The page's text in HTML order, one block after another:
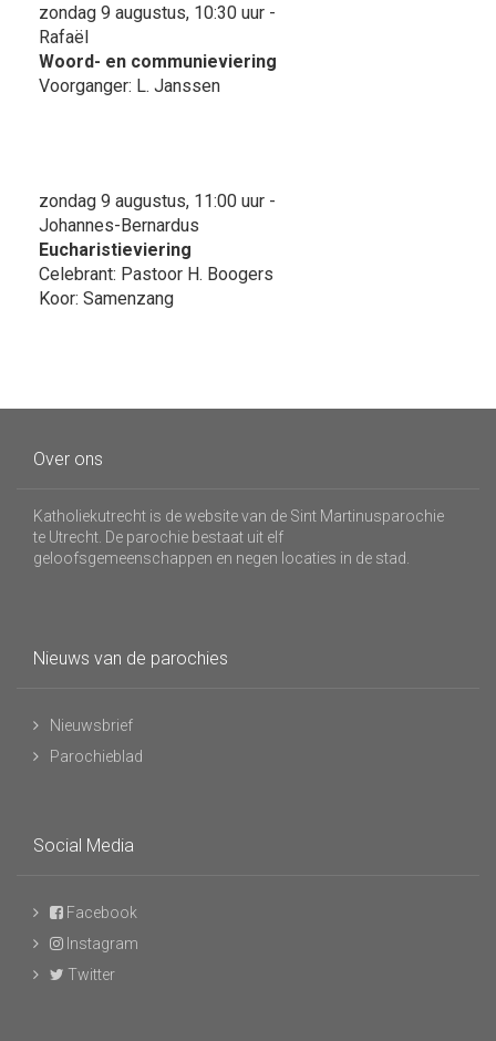
zondag 9 augustus, 10:30 uur -
Rafaël
Woord- en communieviering
Voorganger: L. Janssen
zondag 9 augustus, 11:00 uur -
Johannes-Bernardus
Eucharistieviering
Celebrant: Pastoor H. Boogers
Koor: Samenzang
Over ons
Katholiekutrecht is de website van de Sint Martinusparochie
te Utrecht. De parochie bestaat uit elf
geloofsgemeenschappen en negen locaties in de stad.
Nieuws van de parochies
Nieuwsbrief
Parochieblad
Social Media
Facebook
Instagram
Twitter